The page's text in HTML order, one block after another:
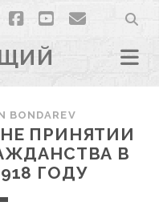
facebook
youtubeemail
BONDAREV
ПРИНЯТИИ
В
ГОДУ